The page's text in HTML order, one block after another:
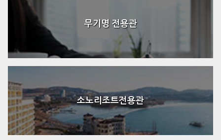
무기명 전용관
소노리조트전용관